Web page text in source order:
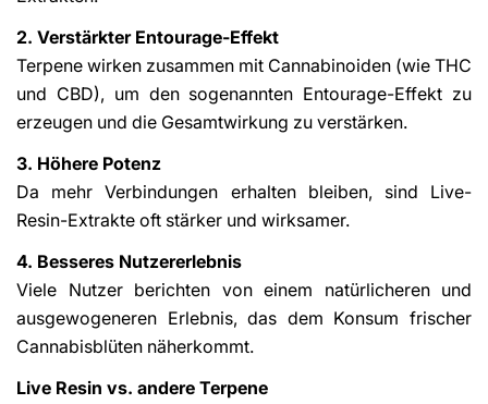
2. Verstärkter Entourage-Effekt
Terpene wirken zusammen mit Cannabinoiden (wie THC
und CBD), um den sogenannten Entourage-Effekt zu
erzeugen und die Gesamtwirkung zu verstärken.
3. Höhere Potenz
Da mehr Verbindungen erhalten bleiben, sind Live-
Resin-Extrakte oft stärker und wirksamer.
4. Besseres Nutzererlebnis
Viele Nutzer berichten von einem natürlicheren und
ausgewogeneren Erlebnis, das dem Konsum frischer
Cannabisblüten näherkommt.
Live Resin vs. andere Terpene